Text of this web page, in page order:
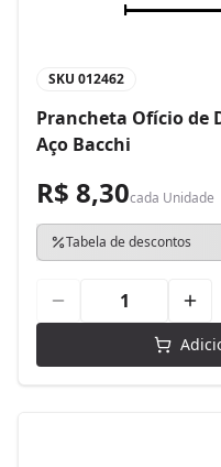
SKU 012462
Prancheta Ofício de
Aço Bacchi
R$ 8,30cada Unidade
Tabela de descontos